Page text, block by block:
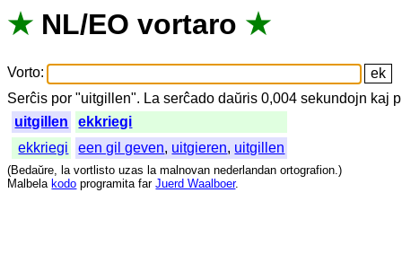
★ NL/EO vortaro ★
Vorto:
Serĉis por "uitgillen". La serĉado daŭris 0,004sekundojn kaj
uitgillen
ekkriegi
ekkriegi
een gil geven, uitgieren, uitgillen
(Bedaŭre, la vortlisto uzas la malnovan nederlandan ortografion.)
Malbela kodo programita far Juerd Waalboer.